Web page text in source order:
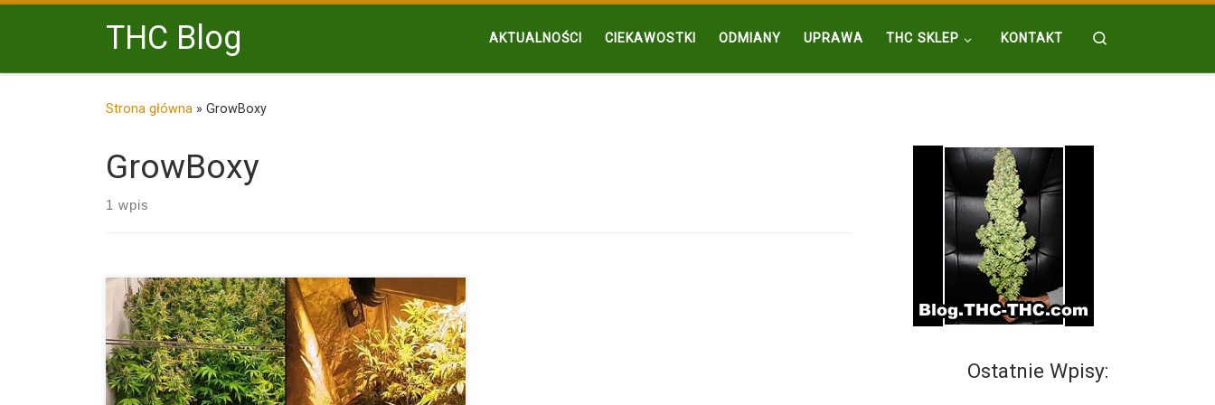
Przejdź do treściTHC Blog AKTUALNOŚCI CIEKAWOSTKI ODMIANY UPRAWA THC SKLEP KONTAKT
Strona główna » GrowBoxy
GrowBoxy
1 wpis
Kiedy stajesz przed wyborem growboxa (namiot do uprawy
konopi), na […]
Ostatnie Wpisy: